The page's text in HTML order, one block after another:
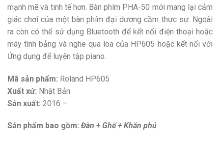
mạnh mẽ và tinh tế hơn. Bàn phím PHA-50 mới mang lại cảm
giác chơi của một bàn phím đại dương cầm thực sự. Ngoài
ra còn có thể sử dụng Bluetooth để kết nối điện thoại hoặc
máy tính bảng và nghe qua loa của HP605 hoặc kết nối với
Ứng dụng để luyện tập piano.
Mã sản phẩm: Roland HP605
Xuất xứ: Nhật Bản
Sản xuất: 2016 –
Sản phẩm bao gồm: Đàn + Ghế + Khăn phủ